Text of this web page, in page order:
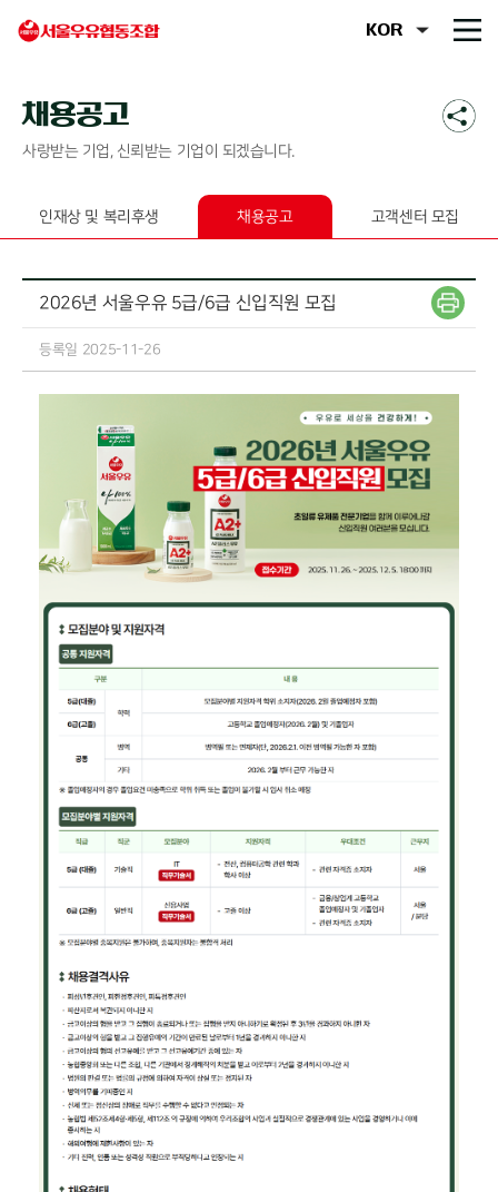
채용공고
사랑받는 기업, 신뢰받는 기업이 되겠습니다.
인재상 및 복리후생 채용공고 고객센터 모집
2026년 서울우유 5급/6급 신입직원 모집
등록일 2025-11-26